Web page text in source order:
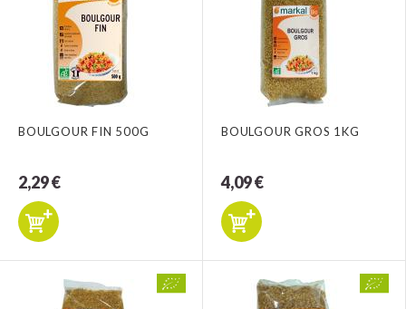
BOULGOUR FIN 500G
2,29 €
BOULGOUR GROS 1KG
4,09 €